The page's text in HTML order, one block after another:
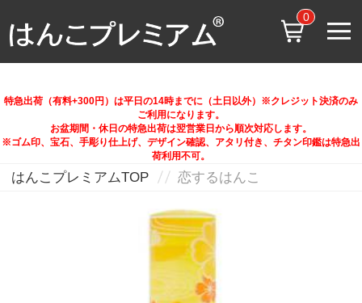
0
特急出荷（有料+300円）は平日の14時までに（土日以外）※クレジット決済のみ
ご利用になります。
お盆期間・休日の特急出荷は翌営業日から順次対応します。
※ゴム印、宝石、手彫り仕上げ、デザイン確認、アタリ付き、チタン印鑑は特急出
荷利用不可。
はんこプレミアムTOP 恋するはんこ